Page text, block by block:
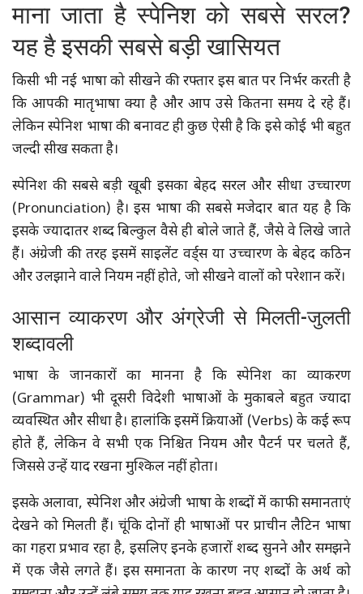
माना जाता है स्पेनिश को सबसे सरल?
यह है इसकी सबसे बड़ी खासियत
किसी भी नई भाषा को सीखने की रफ्तार इस बात पर निर्भर करती है
कि आपकी मातृभाषा क्या है और आप उसे कितना समय दे रहे हैं।
लेकिन स्पेनिश भाषा की बनावट ही कुछ ऐसी है कि इसे कोई भी बहुत
जल्दी सीख सकता है।
स्पेनिश की सबसे बड़ी खूबी इसका बेहद सरल और सीधा उच्चारण
(Pronunciation) है। इस भाषा की सबसे मजेदार बात यह है कि
इसके ज्यादातर शब्द बिल्कुल वैसे ही बोले जाते हैं, जैसे वे लिखे जाते
हैं। अंग्रेजी की तरह इसमें साइलेंट वर्ड्स या उच्चारण के बेहद कठिन
और उलझाने वाले नियम नहीं होते, जो सीखने वालों को परेशान करें।
आसान व्याकरण और अंग्रेजी से मिलती-जुलती
शब्दावली
भाषा के जानकारों का मानना है कि स्पेनिश का व्याकरण
(Grammar) भी दूसरी विदेशी भाषाओं के मुकाबले बहुत ज्यादा
व्यवस्थित और सीधा है। हालांकि इसमें क्रियाओं (Verbs) के कई रूप
होते हैं, लेकिन वे सभी एक निश्चित नियम और पैटर्न पर चलते हैं,
जिससे उन्हें याद रखना मुश्किल नहीं होता।
इसके अलावा, स्पेनिश और अंग्रेजी भाषा के शब्दों में काफी समानताएं
देखने को मिलती हैं। चूंकि दोनों ही भाषाओं पर प्राचीन लैटिन भाषा
का गहरा प्रभाव रहा है, इसलिए इनके हजारों शब्द सुनने और समझने
में एक जैसे लगते हैं। इस समानता के कारण नए शब्दों के अर्थ को